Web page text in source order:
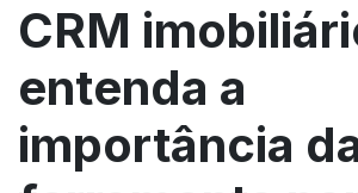
CRM
entenda a
importância